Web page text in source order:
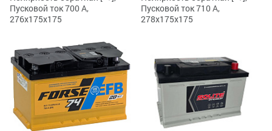
Пусковой ток 700 А,
276x175x175
Пусковой ток 710 А,
278x175x175